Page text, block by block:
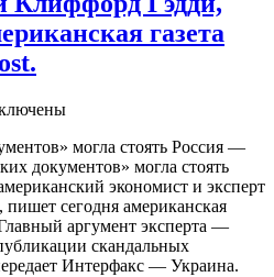
газета
могла стоять Россия —
документов» могла стоять
экономист и эксперт
сегодня американская
аргумент эксперта —
скандальных
Интерфакс — Украина.